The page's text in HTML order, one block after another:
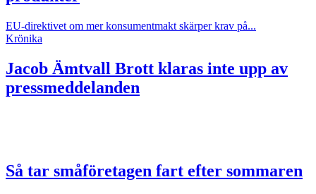
EU-direktivet om mer konsumentmakt skärper krav på...
Krönika
Jacob Ämtvall Brott klaras inte upp av
pressmeddelanden
Så tar småföretagen fart efter sommaren